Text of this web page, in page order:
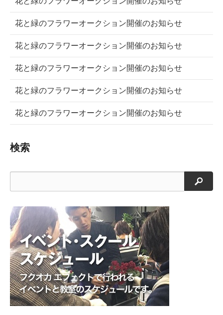
花と緑のフラワーオークション開催のお知らせ
花と緑のフラワーオークション開催のお知らせ
花と緑のフラワーオークション開催のお知らせ
花と緑のフラワーオークション開催のお知らせ
花と緑のフラワーオークション開催のお知らせ
検索
検索